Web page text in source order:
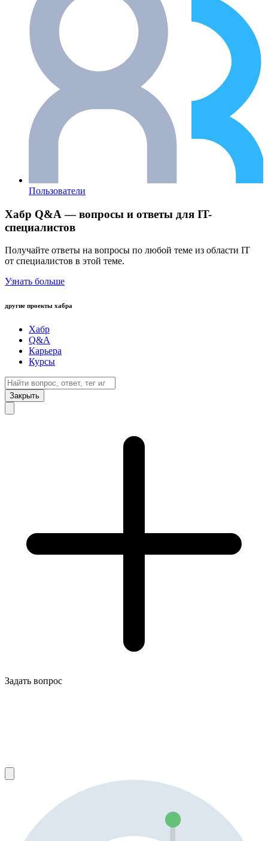
Пользователи
Хабр Q&A — вопросы и ответы для IT-
специалистов
Получайте ответы на вопросы по любой теме из области IT
от специалистов в этой теме.
Узнать больше
другие проекты хабра
Хабр
Q&A
Карьера
Курсы
Закрыть
Задать вопрос